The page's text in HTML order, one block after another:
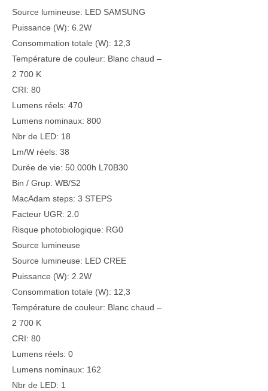
Source lumineuse: LED SAMSUNG
Puissance (W): 6.2W
Consommation totale (W): 12,3
Température de couleur: Blanc chaud –
2 700 K
CRI: 80
Lumens réels: 470
Lumens nominaux: 800
Nbr de LED: 18
Lm/W réels: 38
Durée de vie: 50.000h L70B30
Bin / Grup: WB/S2
MacAdam steps: 3 STEPS
Facteur UGR: 2.0
Risque photobiologique: RG0
Source lumineuse
Source lumineuse: LED CREE
Puissance (W): 2.2W
Consommation totale (W): 12,3
Température de couleur: Blanc chaud –
2 700 K
CRI: 80
Lumens réels: 0
Lumens nominaux: 162
Nbr de LED: 1